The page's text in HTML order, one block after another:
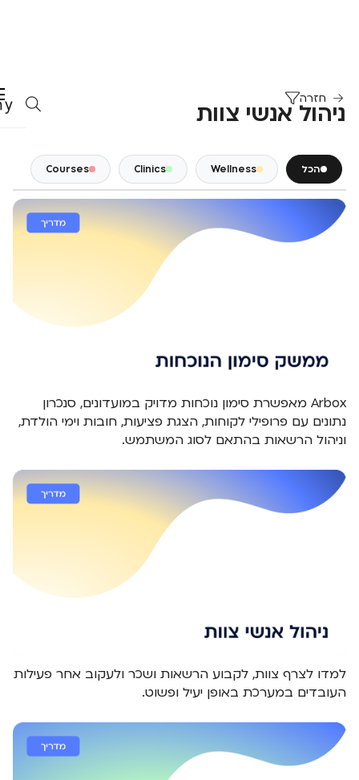
חזרה
ניהול אנשי צוות
הכל Wellness
Clinics
Courses
Arbox מאפשרת סימון נוכחות מדויק במועדונים, סנכרון
נתונים עם פרופילי לקוחות, הצגת פציעות, חובות וימי הולדת,
וניהול הרשאות בהתאם לסוג המשתמש.
למדו לצרף צוות, לקבוע הרשאות ושכר ולעקוב אחר פעילות
העובדים במערכת באופן יעיל ופשוט.